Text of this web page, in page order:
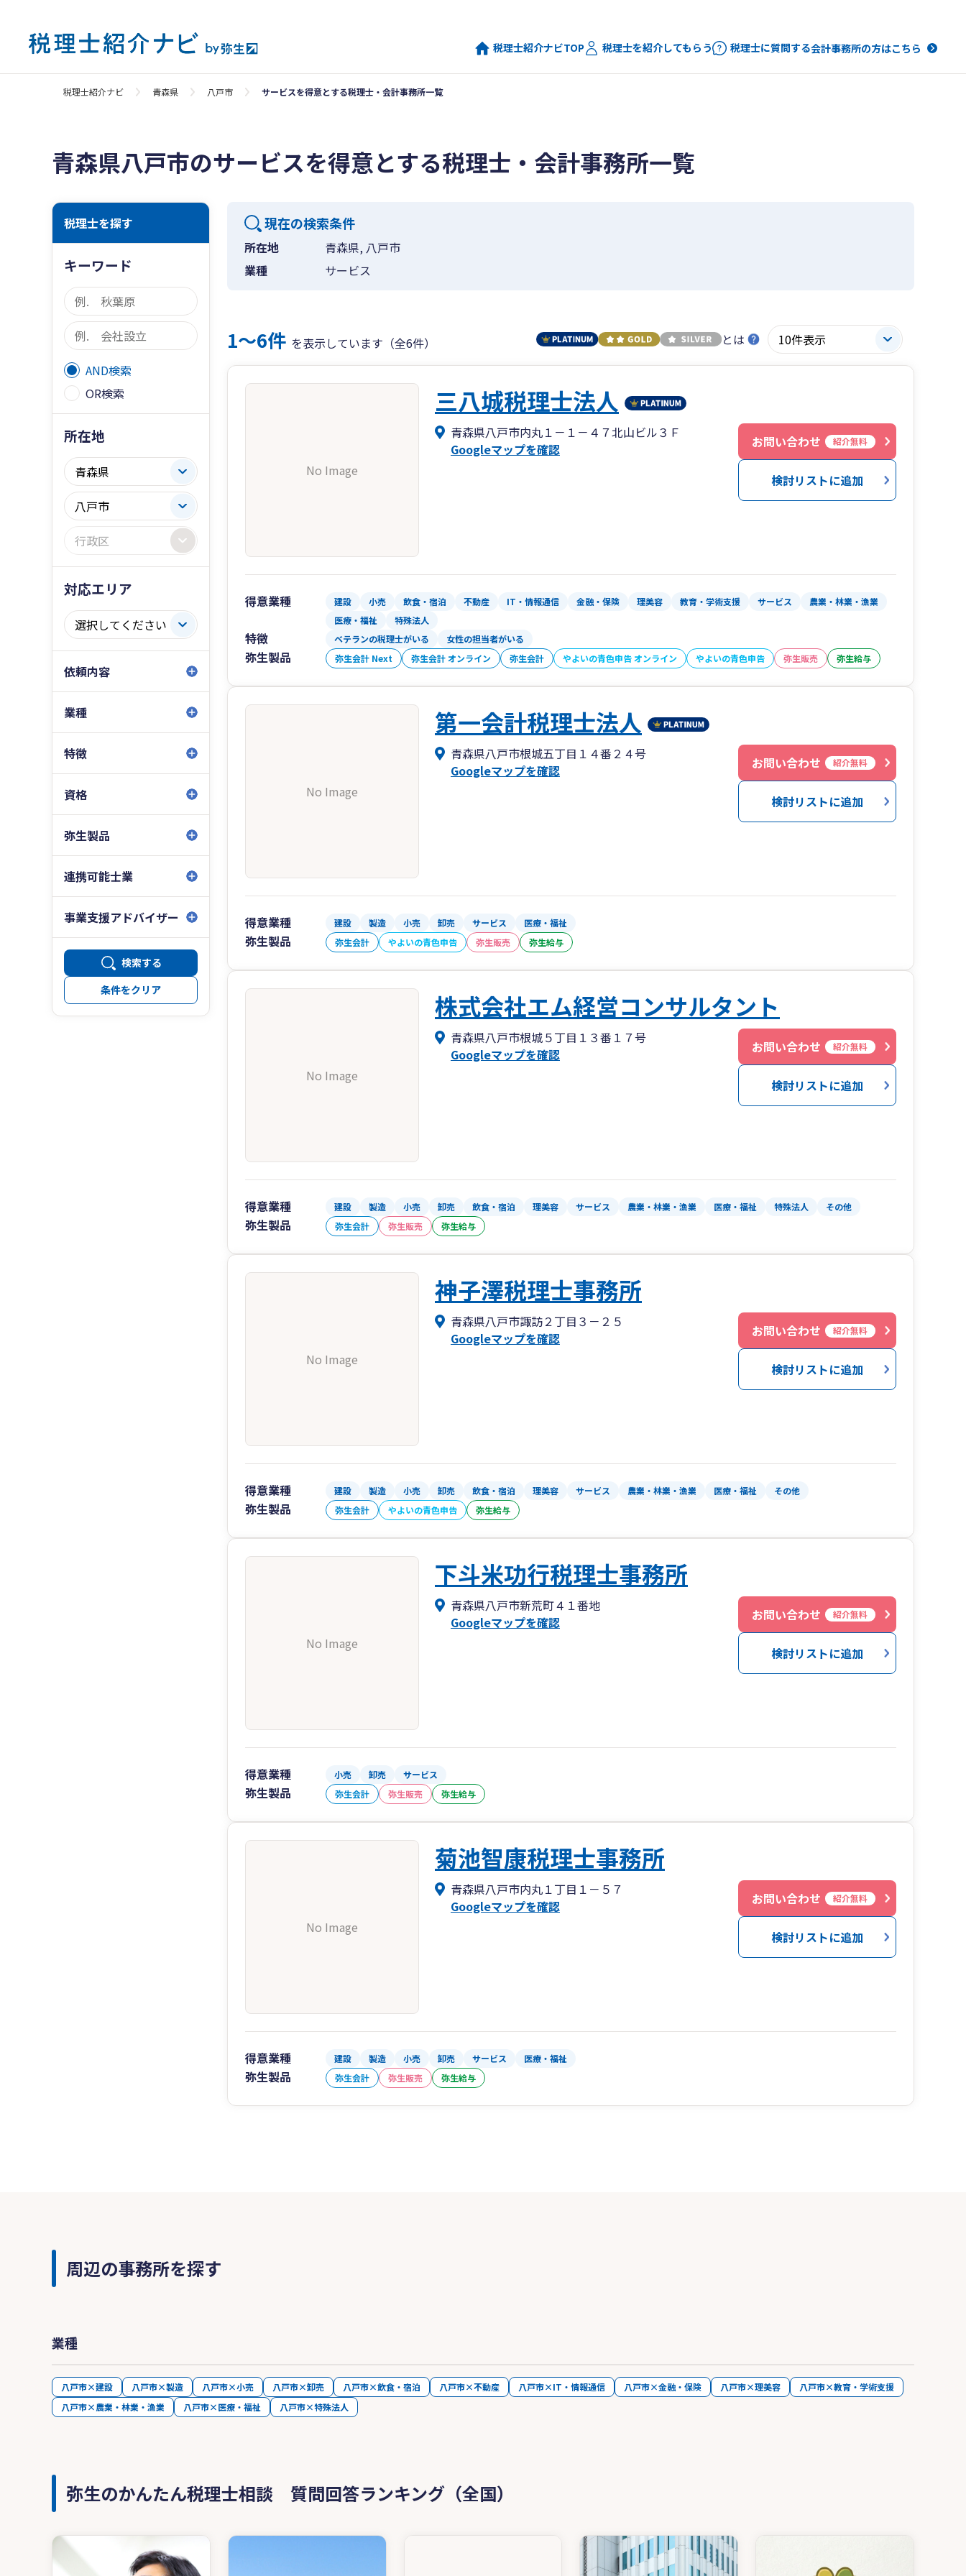
税理士紹介ナビTOP 税理士を紹介してもらう 税理士に質問する会計事務所の方はこちら
税理士紹介ナビ 青森県 八戸市 サービスを得意とする税理士・会計事務所一覧
青森県八戸市のサービスを得意とする税理士・会計事務所一覧
税理士を探す
キーワード
AND検索
OR検索
所在地
対応エリア
依頼内容
業種
特徴
資格
弥生製品
連携可能士業
事業支援アドバイザー
検索する
条件をクリア
現在の検索条件
所在地
青森県, 八戸市
業種
サービス
1〜6件 を表示しています（全6件） とは
No Image
三八城税理士法人
青森県八戸市内丸１－１－４７北山ビル３Ｆ
Googleマップを確認
お問い合わせ 紹介無料
検討リストに追加
得意業種 建設 小売 飲食・宿泊 不動産 IT・情報通信 金融・保険 理美容 教育・学術支援 サービス
農業・林業・漁業
医療・福祉
特殊法人
特徴 ベテランの税理士がいる 女性の担当者がいる
弥生製品 弥生会計 Next 弥生会計 オンライン 弥生会計 やよいの青色申告 オンライン やよいの青色申告 弥生販売 弥生給与
No Image
第一会計税理士法人
青森県八戸市根城五丁目１４番２４号
Googleマップを確認
お問い合わせ 紹介無料
検討リストに追加
得意業種 建設 製造 小売 卸売 サービス 医療・福祉
弥生製品 弥生会計 やよいの青色申告 弥生販売 弥生給与
No Image
株式会社エム経営コンサルタント
青森県八戸市根城５丁目１３番１７号
Googleマップを確認
お問い合わせ 紹介無料
検討リストに追加
得意業種 建設 製造 小売 卸売 飲食・宿泊 理美容 サービス 農業・林業・漁業 医療・福祉 特殊法人 その他
弥生製品 弥生会計 弥生販売 弥生給与
No Image
神子澤税理士事務所
青森県八戸市諏訪２丁目３－２５
Googleマップを確認
お問い合わせ 紹介無料
検討リストに追加
得意業種 建設 製造 小売 卸売 飲食・宿泊 理美容 サービス 農業・林業・漁業 医療・福祉 その他
弥生製品 弥生会計 やよいの青色申告 弥生給与
No Image
下斗米功行税理士事務所
青森県八戸市新荒町４１番地
Googleマップを確認
お問い合わせ 紹介無料
検討リストに追加
得意業種 小売 卸売 サービス
弥生製品 弥生会計 弥生販売 弥生給与
No Image
菊池智康税理士事務所
青森県八戸市内丸１丁目１－５７
Googleマップを確認
お問い合わせ 紹介無料
検討リストに追加
得意業種 建設 製造 小売 卸売 サービス 医療・福祉
弥生製品 弥生会計 弥生販売 弥生給与
周辺の事務所を探す
業種
八戸市×建設 八戸市×製造 八戸市×小売 八戸市×卸売 八戸市×飲食・宿泊 八戸市×不動産 八戸市×IT・情報通信 八戸市×金融・保険 八戸市×理美容
八戸市×教育・学術支援
八戸市×農業・林業・漁業
八戸市×医療・福祉 八戸市×特殊法人
弥生のかんたん税理士相談 質問回答ランキング（全国）